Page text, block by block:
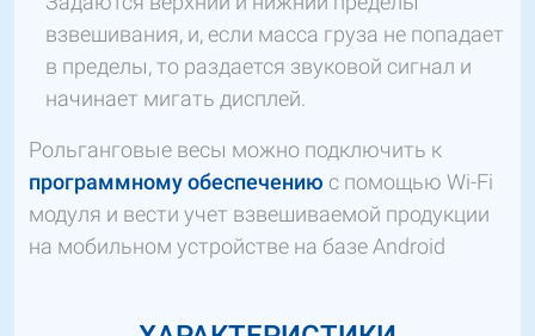
взвешивания, и, если масса груза не попадает
в пределы, то раздается звуковой сигнал и
начинает мигать дисплей.
Рольганговые весы можно подключить к
программному обеспечению с помощью Wi-Fi
модуля и вести учет взвешиваемой продукции
на мобильном устройстве на базе Android